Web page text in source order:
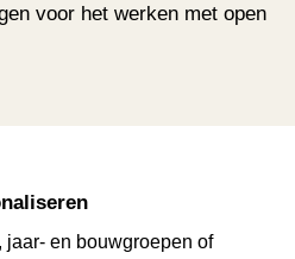
voor het werken met open
jaar- en bouwgroepen of